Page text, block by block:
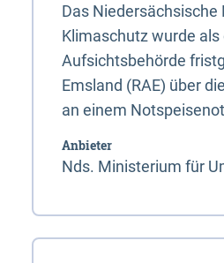
Das
Klimaschutz wurde
Aufsichtsbehörde
Emsland (RAE) über
an einem
Anbieter
Nds. Ministerium für